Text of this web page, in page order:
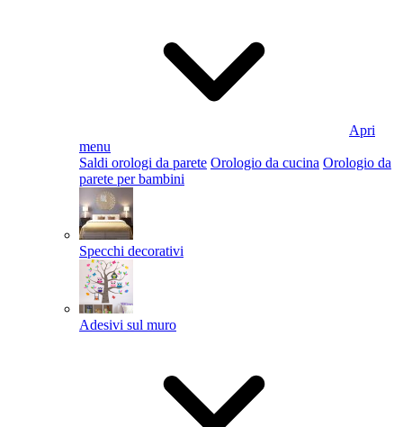
Apri
menu
Saldi orologi da parete Orologio da cucina Orologio da
parete per bambini
Specchi decorativi
Adesivi sul muro